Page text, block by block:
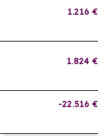
1.216 €
1.824 €
-22.516 €